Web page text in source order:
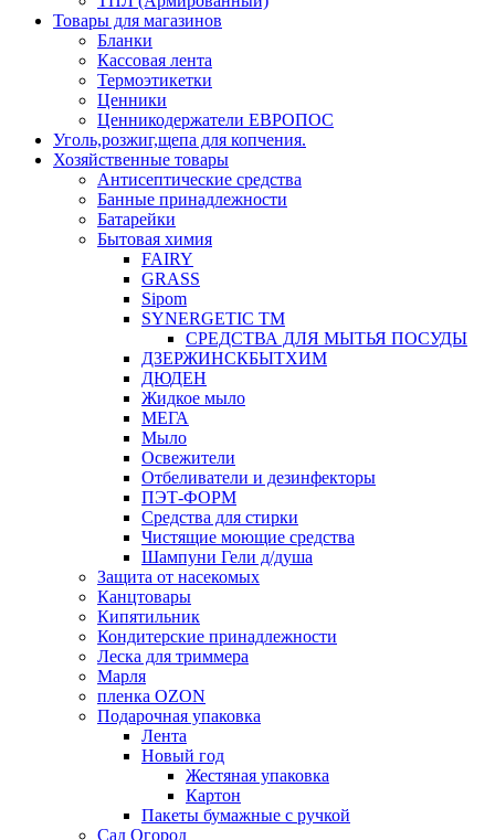
Товары для магазинов
Бланки
Кассовая лента
Термоэтикетки
Ценники
Ценникодержатели ЕВРОПОС
Уголь,розжиг,щепа для копчения.
Хозяйственные товары
Антисептические средства
Банные принадлежности
Батарейки
Бытовая химия
FAIRY
GRASS
Sipom
SYNERGETIC TM
СРЕДСТВА ДЛЯ МЫТЬЯ ПОСУДЫ
ДЗЕРЖИНСКБЫТХИМ
ДЮДЕН
Жидкое мыло
МЕГА
Мыло
Освежители
Отбеливатели и дезинфекторы
ПЭТ-ФОРМ
Средства для стирки
Чистящие моющие средства
Шампуни Гели д/душа
Защита от насекомых
Канцтовары
Кипятильник
Кондитерские принадлежности
Леска для триммера
Марля
пленка OZON
Подарочная упаковка
Лента
Новый год
Жестяная упаковка
Картон
Пакеты бумажные с ручкой
Сад Огород